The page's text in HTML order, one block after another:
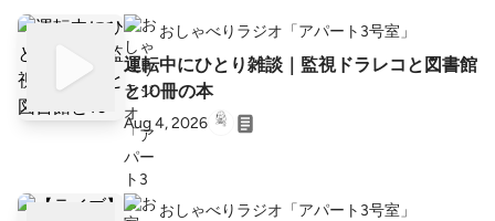
ホストプロフィール 「アパート3号室」管理
人 サリー 本とサウナが好き。元雑誌編集、現
在は絵本・児童書出版社で営業。 朗読を習い
始めて2年、サウナ・スパ健康アドバイザー。
仙台での読書会「アパート3号室」やオンライ
🗝️もっと知りたい人はこちら ●読書会アパー
おしゃべりラジオ「アパート3号室」
運転中にひとり雑談｜監視ドラレコと図書館
と10冊の本
Aug 4, 2026
おしゃべりラジオ「アパート3号室」